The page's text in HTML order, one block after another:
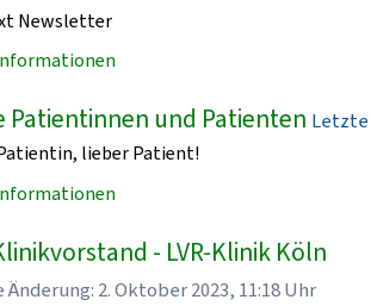
Newsletter
Patientinnen und Patienten Letzte
lieber Patient!
- LVR-Klinik Köln
2. Oktober 2023, 11:18 Uhr